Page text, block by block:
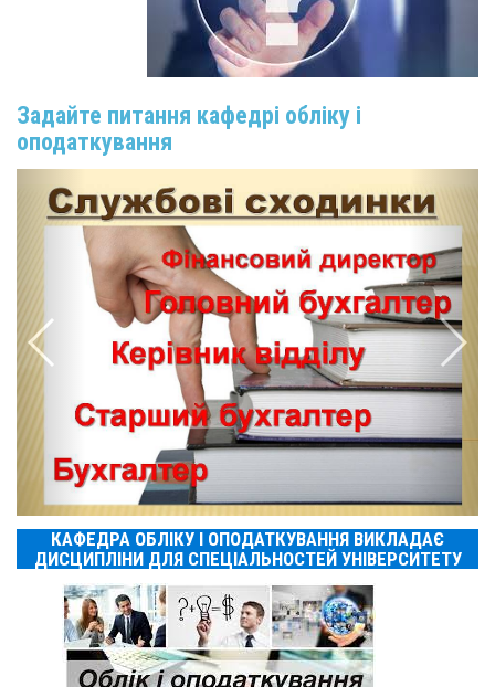
Задайте питання кафедрі обліку і
оподаткування
КАФЕДРА ОБЛІКУ І ОПОДАТКУВАННЯ ВИКЛАДАЄ
ДИСЦИПЛІНИ ДЛЯ СПЕЦІАЛЬНОСТЕЙ УНІВЕРСИТЕТУ